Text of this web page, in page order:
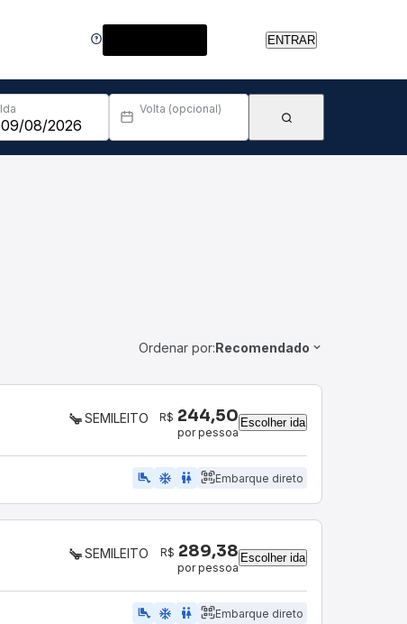
ENTRAR
Ida Volta (opcional)
Ordenar por:Recomendado
SEMILEITO R$ 244,50
por pessoa
Escolher ida
airline_seat_legroom_extra ac_unit WC Embarque direto
SEMILEITO R$ 289,38
por pessoa
Escolher ida
airline_seat_legroom_extra ac_unit WC Embarque direto